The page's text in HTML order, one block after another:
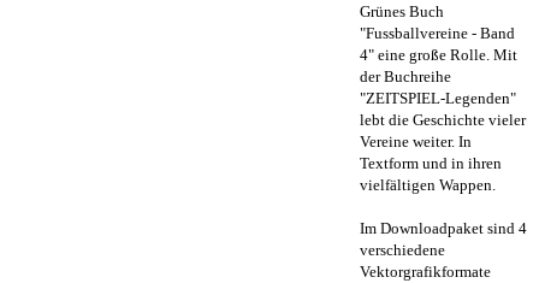
Grünes Buch
"Fussballvereine - Band
4" eine große Rolle. Mit
der Buchreihe
"ZEITSPIEL-Legenden"
lebt die Geschichte vieler
Vereine weiter. In
Textform und in ihren
vielfältigen Wappen.
Im Downloadpaket sind 4
verschiedene
Vektorgrafikformate